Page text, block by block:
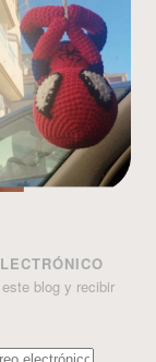
blog y recibir